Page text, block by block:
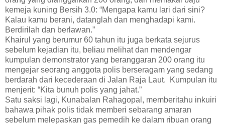
kemeja kuning Bersih 3.0: “Mengapa kamu lari dari sini?
Kalau kamu berani, datanglah dan menghadapi kami.
Berdirilah dan berlawan.”
Khairul yang berumur 60 tahun itu juga berkata sejurus
sebelum kejadian itu, beliau melihat dan mendengar
kumpulan demonstrator yang beranggaran 200 orang itu
mengejar seorang anggota polis berseragam yang sedang
berdarah dari kecederaan di Jalan Raja Laut. Kumpulan itu
menjerit: “Kita bunuh polis yang jahat.”
Satu saksi lagi, Kunabalan Rahagopal, memberitahu inkuiri
bahawa pihak polis tidak memberi sebarang amaran
sebelum melepaskan gas pemedih ke dalam ribuan orang